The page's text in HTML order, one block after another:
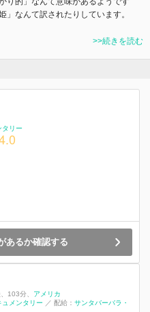
」なんて訳されたりしています。
>>続きを読む
タリー
あるか確認する
103分
アメリカ
ュメンタリー ／ 配給： サンタバーバラ・